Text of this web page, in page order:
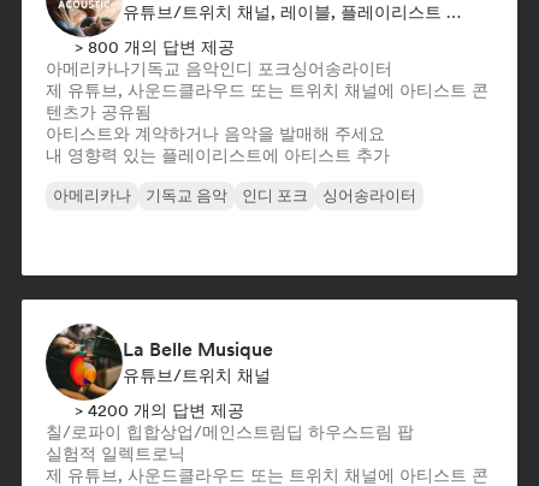
유튜브/트위치 채널, 레이블, 플레이리스트 큐레이터
> 800 개의 답변 제공
아메리카나기독교 음악인디 포크싱어송라이터
제 유튜브, 사운드클라우드 또는 트위치 채널에 아티스트 콘
텐츠가 공유됨
아티스트와 계약하거나 음악을 발매해 주세요
내 영향력 있는 플레이리스트에 아티스트 추가
아메리카나 기독교 음악 인디 포크 싱어송라이터
La Belle Musique
유튜브/트위치 채널
> 4200 개의 답변 제공
칠/로파이 힙합상업/메인스트림딥 하우스드림 팝
실험적 일렉트로닉
제 유튜브, 사운드클라우드 또는 트위치 채널에 아티스트 콘